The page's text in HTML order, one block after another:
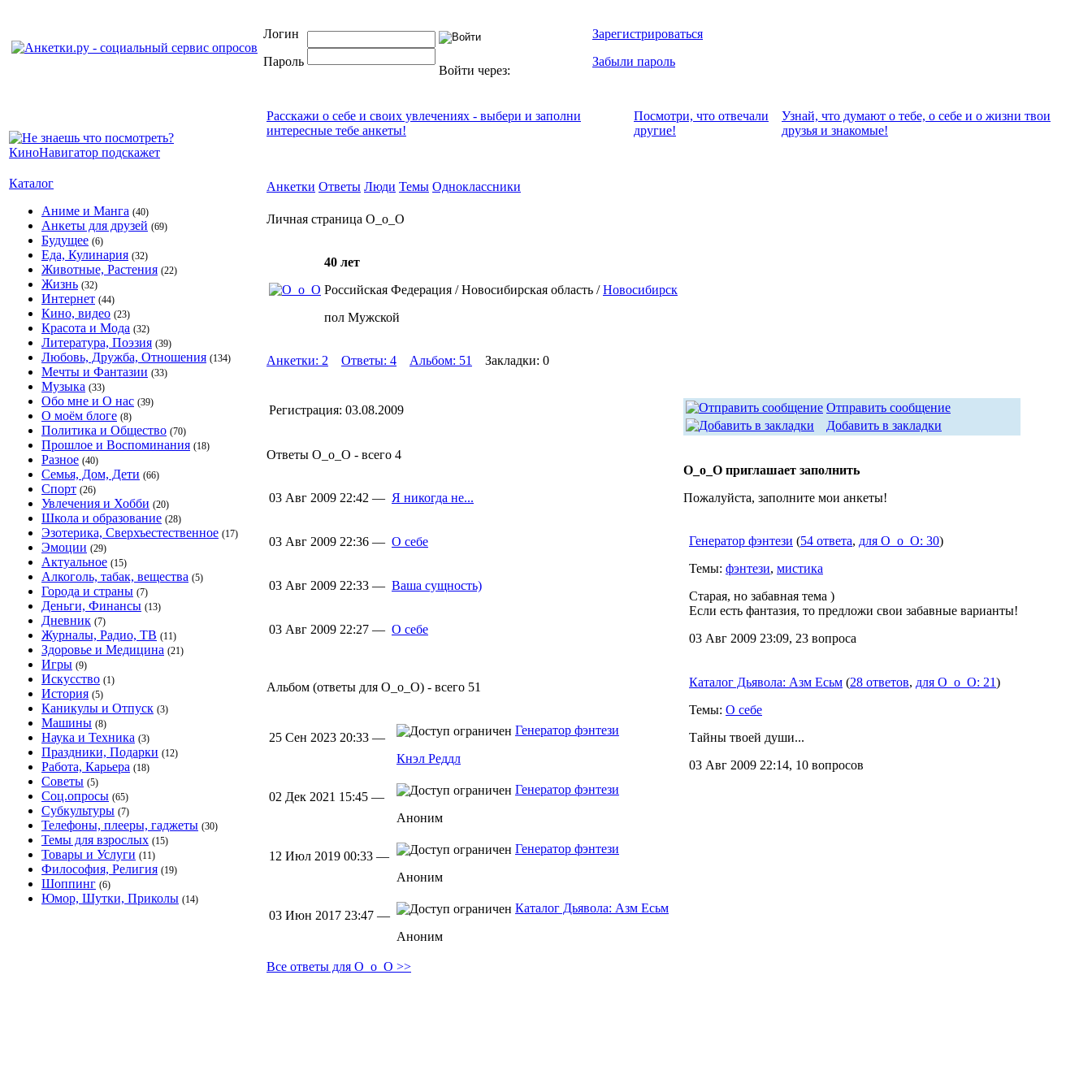
Логин
Пароль
Войти через:
Зарегистрироваться
Забыли пароль
Каталог
Аниме и Манга (40)
Анкеты для друзей (69)
Будущее (6)
Еда, Кулинария (32)
Животные, Растения (22)
Жизнь (32)
Интернет (44)
Кино, видео (23)
Красота и Мода (32)
Литература, Поэзия (39)
Любовь, Дружба, Отношения (134)
Мечты и Фантазии (33)
Музыка (33)
Обо мне и О нас (39)
О моём блоге (8)
Политика и Общество (70)
Прошлое и Воспоминания (18)
Разное (40)
Семья, Дом, Дети (66)
Спорт (26)
Увлечения и Хобби (20)
Школа и образование (28)
Эзотерика, Сверхъестественное (17)
Эмоции (29)
Актуальное (15)
Алкоголь, табак, вещества (5)
Города и страны (7)
Деньги, Финансы (13)
Дневник (7)
Журналы, Радио, ТВ (11)
Здоровье и Медицина (21)
Игры (9)
Искусство (1)
История (5)
Каникулы и Отпуск (3)
Машины (8)
Наука и Техника (3)
Праздники, Подарки (12)
Работа, Карьера (18)
Советы (5)
Соц.опросы (65)
Субкультуры (7)
Телефоны, плееры, гаджеты (30)
Темы для взрослых (15)
Товары и Услуги (11)
Философия, Религия (19)
Шоппинг (6)
Юмор, Шутки, Приколы (14)
Расскажи о себе и своих увлечениях - выбери и заполни
интересные тебе анкеты!
Посмотри, что отвeчали
другие!
Узнай, что думают о тебе, о себе и о жизни твои
друзья и знакомые!
Анкетки Ответы Люди Темы Одноклассники
Личная страница О_о_О
40 лет
Российская Федерация / Новосибирская область /Новосибирск
пол Мужской
Анкетки: 2 Ответы: 4 Альбом: 51 Закладки: 0
Регистрация: 03.08.2009
Ответы О_о_О - всего 4
03 Авг 2009 22:42 — Я никогда не...
03 Авг 2009 22:36 — О себе
03 Авг 2009 22:33 — Ваша сущность)
03 Авг 2009 22:27 — О себе
Альбом (ответы для О_о_О) - всего 51
25 Сен 2023 20:33 —
Генератор фэнтези
Кнэл Реддл
02 Дек 2021 15:45 —
Генератор фэнтези
Аноним
12 Июл 2019 00:33 —
Генератор фэнтези
Аноним
03 Июн 2017 23:47 —
Каталог Дьявола: Азм Есьм
Аноним
Все ответы для О_о_О >>
Отправить сообщение
Добавить в закладки
О_о_О приглашает заполнить
Пожалуйста, заполните мои анкеты!
Генератор фэнтези (54 ответа, для О_о_О: 30)
Темы: фэнтези, мистика
Старая, но забавная тема )
Если есть фантазия, то предложи свои забавные варианты!
03 Авг 2009 23:09, 23 вопроса
Каталог Дьявола: Азм Есьм (28 ответов, для О_о_О: 21)
Темы: О себе
Тайны твоей души...
03 Авг 2009 22:14, 10 вопросов